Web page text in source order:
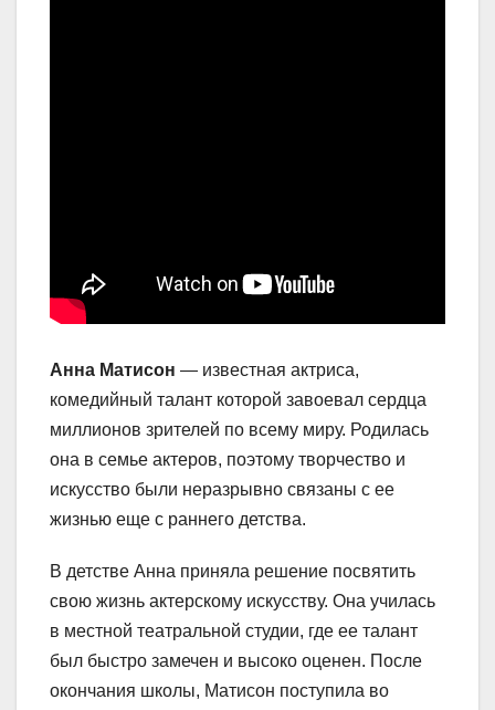
Анна Матисон — известная актриса,
комедийный талант которой завоевал сердца
миллионов зрителей по всему миру. Родилась
она в семье актеров, поэтому творчество и
искусство были неразрывно связаны с ее
жизнью еще с раннего детства.
В детстве Анна приняла решение посвятить
свою жизнь актерскому искусству. Она училась
в местной театральной студии, где ее талант
был быстро замечен и высоко оценен. После
окончания школы, Матисон поступила во